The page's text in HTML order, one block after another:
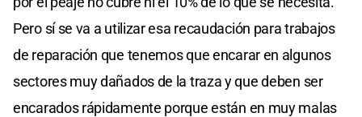
Pero sí se va a utilizar esa recaudación para trabajos
de reparación que tenemos que encarar en algunos
sectores muy dañados de la traza y que deben ser
encarados rápidamente porque están en muy malas